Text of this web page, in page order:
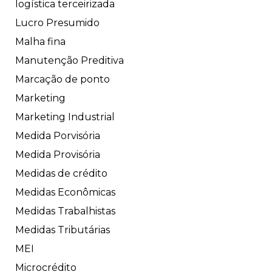
logística terceirizada
Lucro Presumido
Malha fina
Manutenção Preditiva
Marcação de ponto
Marketing
Marketing Industrial
Medida Porvisória
Medida Provisória
Medidas de crédito
Medidas Econômicas
Medidas Trabalhistas
Medidas Tributárias
MEI
Microcrédito